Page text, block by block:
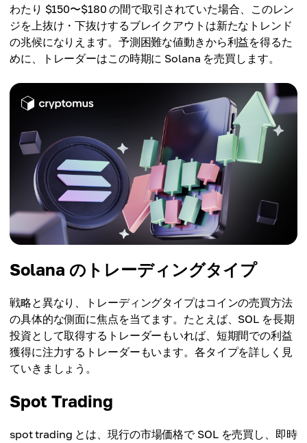
わたり $150〜$180 の間で取引されていた場合、このレン
ジを上抜け・下抜けするブレイクアウトは新たなトレンド
の兆候になりえます。予測困難な値動きから利益を得るた
めに、トレーダーはこの時期に Solana を売買します。
Solana のトレーディングタイプ
戦略と異なり、トレーディングタイプはコインの売買方法
の具体的な側面に焦点を当てます。たとえば、SOL を長期
投資として取得するトレーダーもいれば、短期間での利益
獲得に注力するトレーダーもいます。各タイプを詳しく見
ていきましょう。
Spot Trading
spot trading とは、現行の市場価格で SOL を売買し、即時